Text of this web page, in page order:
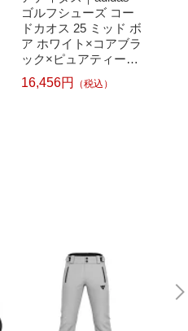
ゴルフシューズ コー
ドカオス 25 ミッド ボ
ア ホワイト×コアブラ
ック×ピュアティール
NQX22 [26.5cm /幅:2
E]【返品交換不可】
16,456円 （税込）